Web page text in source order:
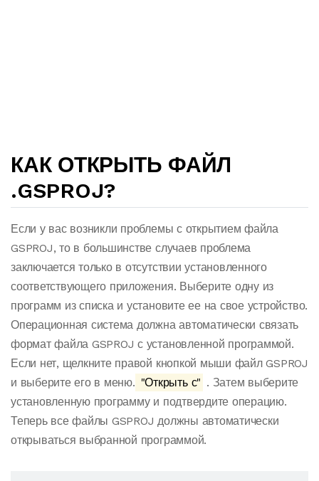
КАК ОТКРЫТЬ ФАЙЛ
.GSPROJ?
Если у вас возникли проблемы с открытием файла
GSPROJ, то в большинстве случаев проблема
заключается только в отсутствии установленного
соответствующего приложения. Выберите одну из
программ из списка и установите ее на свое устройство.
Операционная система должна автоматически связать
формат файла GSPROJ с установленной программой.
Если нет, щелкните правой кнопкой мыши файл GSPROJ
и выберите его в меню. "Открыть с" . Затем выберите
установленную программу и подтвердите операцию.
Теперь все файлы GSPROJ должны автоматически
открываться выбранной программой.